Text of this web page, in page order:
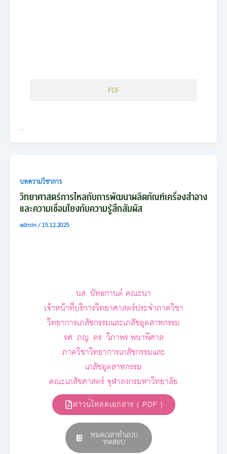
PDF
บทความวิชาการ
วิทยาศาสตร์การไหลกับการพัฒนาผลิตภัณฑ์เครื่องสำอาง
และความเชื่อมโยงกับความรู้สึกสัมผัส
admin/15.12.2025
นส. นัทธกานต์ คณะนา
เจ้าหน้าที่บริการวิทยาศาสตร์ประจำภาควิชา
วิทยาการเภสัชกรรมและเภสัชอุตสาหกรรม
รศ. ภญ. ดร. วิภาพร พนาพิศาล
ภาควิชาวิทยาการเภสัชกรรมและ
เภสัชอุตสาหกรรม
คณะเภสัชศาสตร์ จุฬาลงกรมหาวิทยาลัย
ดาวน์โหลดเอกสาร ( PDF )
หมดเวลาทำแบบ
ทดสอบ